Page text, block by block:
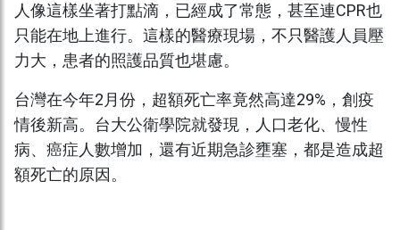
人像這樣坐著打點滴，已經成了常態，甚至連CPR也
只能在地上進行。這樣的醫療現場，不只醫護人員壓
力大，患者的照護品質也堪慮。
台灣在今年2月份，超額死亡率竟然高達29%，創疫
情後新高。台大公衛學院就發現，人口老化、慢性
病、癌症人數增加，還有近期急診壅塞，都是造成超
額死亡的原因。